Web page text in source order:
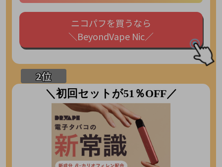
ニコパフを買うなら
＼BeyondVape Nic／
＼初回セットが51％OFF／